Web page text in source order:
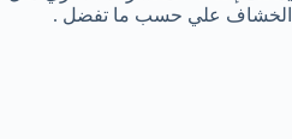
الخشاف علي حسب ما تفضل .